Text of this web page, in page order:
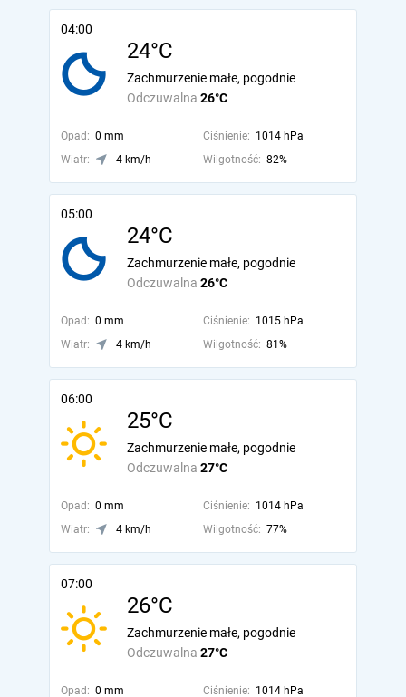
04:00
24°C
Odczuwalna 26°C
Zachmurzenie małe, pogodnie
Opad: 0 mm Ciśnienie: 1014 hPa
Wiatr:
4 km/h Wilgotność: 82%
05:00
24°C
Odczuwalna 26°C
Zachmurzenie małe, pogodnie
Opad: 0 mm Ciśnienie: 1015 hPa
Wiatr:
4 km/h Wilgotność: 81%
06:00
25°C
Odczuwalna 27°C
Zachmurzenie małe, pogodnie
Opad: 0 mm Ciśnienie: 1014 hPa
Wiatr:
4 km/h Wilgotność: 77%
07:00
26°C
Odczuwalna 27°C
Zachmurzenie małe, pogodnie
Opad: 0 mm Ciśnienie: 1014 hPa